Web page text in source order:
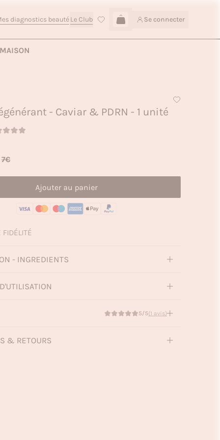
diagnostics beautéLe Club Se connecter
Connexion
MAISON
- Caviar & PDRN - 1 unité
7€
Ajouter au panier
- INGREDIENTS
5/5(1 avis)
& RETOURS
Ajouter au panier — 5€